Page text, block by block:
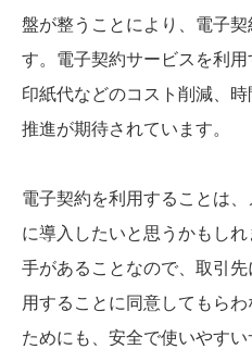
盤が整うことにより、電子
す。電子契約サービスを利
印紙代などのコスト削減、
推進が期待されています。
電子契約を利用することは
に導入したいと思うかもし
手があることなので、取引
用することに同意してもら
ためにも、安全で使いやす